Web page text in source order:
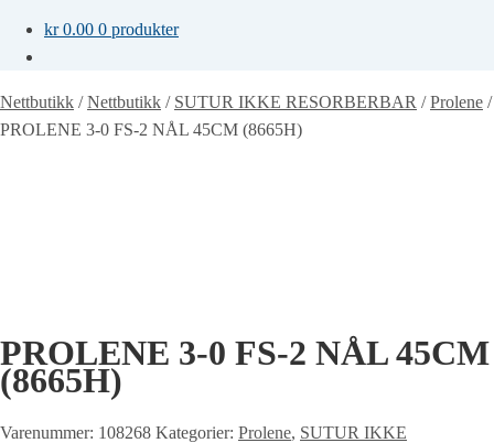
kr0.00 0 produkter
Nettbutikk /Nettbutikk / SUTUR IKKE RESORBERBAR /Prolene /
PROLENE 3-0 FS-2 NÅL 45CM (8665H)
PROLENE 3-0 FS-2 NÅL 45CM
(8665H)
Varenummer: 108268 Kategorier: Prolene, SUTUR IKKE